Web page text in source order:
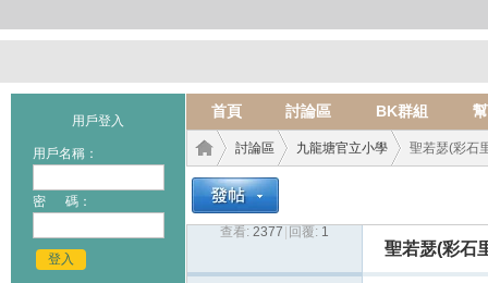
用戶登入
用戶名稱：
密 碼：
登入
首頁 討論區 BK群組
討論區
›
九龍塘官立小學
›
聖若瑟(彩石
查看: 2377 回覆: 1
聖若瑟(彩石